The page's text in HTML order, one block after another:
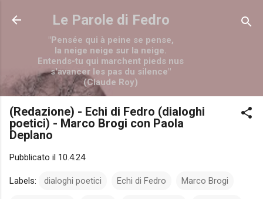
Passa ai contenuti principali
Le Parole di Fedro
"Pensée qui à peine se pense,
la neige neige sur la neige.
Entends-tu qui marchent pieds nus
s'avancer les pas du silence"
(Claude Roy)
(Redazione) - Echi di Fedro (dialoghi
poetici) - Marco Brogi con Paola
Deplano
Pubblicato il 10.4.24
Labels: dialoghi poetici Echi di Fedro Marco Brogi